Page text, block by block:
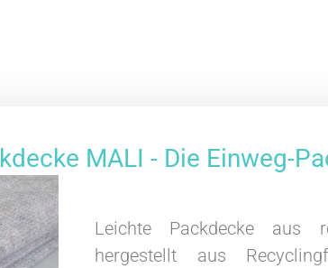
MALI - Die Einweg-
Leichte Packdecke aus
hergestellt aus